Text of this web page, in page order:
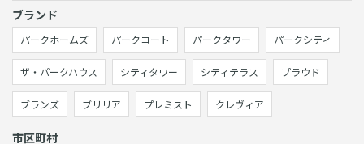
ブランド
パークホームズ パークコート パークタワー パークシティ
ザ・パークハウス シティタワー シティテラス プラウド
ブランズ ブリリア プレミスト クレヴィア
市区町村